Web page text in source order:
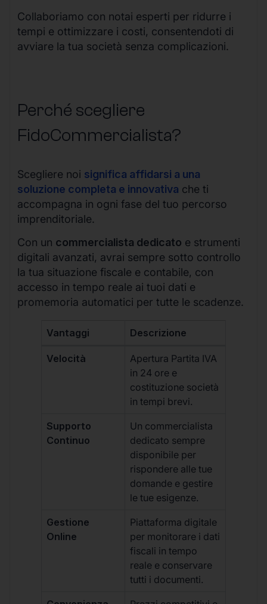
Collaboriamo con notai esperti per ridurre i
tempi e ottimizzare i costi, consentendoti di
avviare la tua società senza complicazioni.
Perché scegliere
FidoCommercialista?
Scegliere noi significa affidarsi a una
soluzione completa e innovativa che ti
accompagna in ogni fase del tuo percorso
imprenditoriale.
Con un commercialista dedicato e strumenti
digitali avanzati, avrai sempre sotto controllo
la tua situazione fiscale e contabile, con
accesso in tempo reale ai tuoi dati e
promemoria automatici per tutte le scadenze.
Vantaggi Descrizione
Velocità
Apertura Partita IVA
in 24 ore e
costituzione società
in tempi brevi.
Supporto
Continuo
Un commercialista
dedicato sempre
disponibile per
rispondere alle tue
domande e gestire
le tue esigenze.
Gestione
Online
Piattaforma digitale
per monitorare i dati
fiscali in tempo
reale e conservare
tutti i documenti.